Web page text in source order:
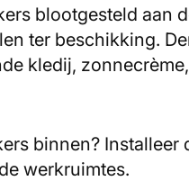
blootgesteld aan
ter beschikking.
kledij,
binnen? Installeer
werkruimtes.